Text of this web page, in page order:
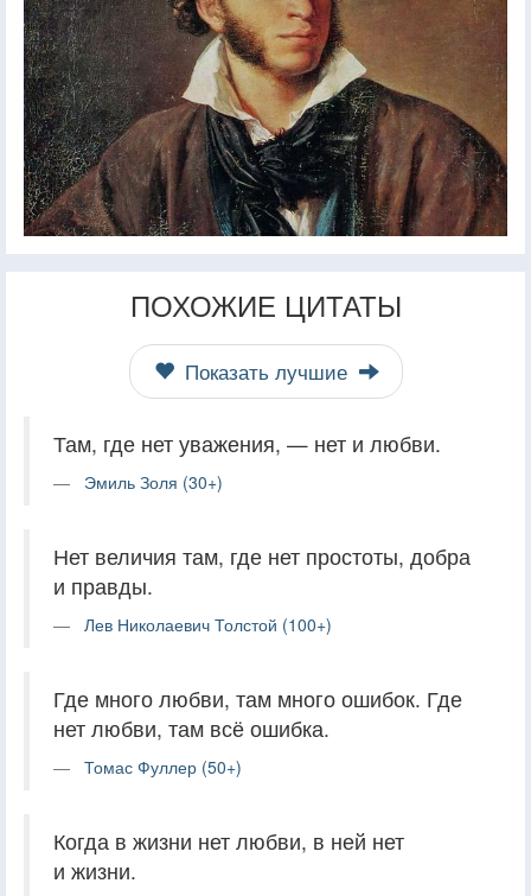
ПОХОЖИЕ ЦИТАТЫ
Показать лучшие
Там, где нет уважения, — нет и любви.
Эмиль Золя (30+)
Нет величия там, где нет простоты, добра
и правды.
Лев Николаевич Толстой (100+)
Где много любви, там много ошибок. Где
нет любви, там всё ошибка.
Томас Фуллер (50+)
Когда в жизни нет любви, в ней нет
и жизни.